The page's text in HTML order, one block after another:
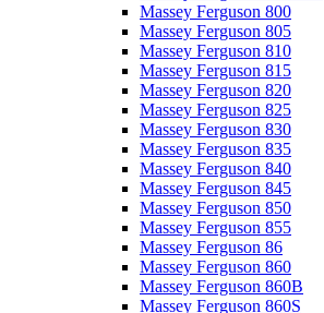
Massey Ferguson 800
Massey Ferguson 805
Massey Ferguson 810
Massey Ferguson 815
Massey Ferguson 820
Massey Ferguson 825
Massey Ferguson 830
Massey Ferguson 835
Massey Ferguson 840
Massey Ferguson 845
Massey Ferguson 850
Massey Ferguson 855
Massey Ferguson 86
Massey Ferguson 860
Massey Ferguson 860B
Massey Ferguson 860S